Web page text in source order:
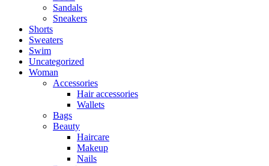
Sandals
Sneakers
Shorts
Sweaters
Swim
Uncategorized
Woman
Accessories
Hair accessories
Wallets
Bags
Beauty
Haircare
Makeup
Nails